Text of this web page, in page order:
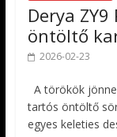
Derya
öntöltő
2026-02-23
A törökök
tartós öntöltő
egyes keleties